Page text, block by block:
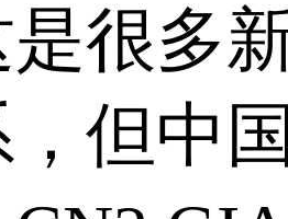
多新
但中